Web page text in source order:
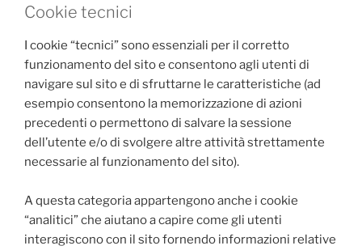
Cookie tecnici
I cookie “tecnici” sono essenziali per il corretto
funzionamento del sito e consentono agli utenti di
navigare sul sito e di sfruttarne le caratteristiche (ad
esempio consentono la memorizzazione di azioni
precedenti o permettono di salvare la sessione
dell’utente e/o di svolgere altre attività strettamente
necessarie al funzionamento del sito).
A questa categoria appartengono anche i cookie
“analitici” che aiutano a capire come gli utenti
interagiscono con il sito fornendo informazioni relative